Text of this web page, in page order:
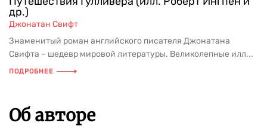
др.)
Джонатан Свифт
Знаменитый роман английского писателя Джонатана
Свифта – шедевр мировой литературы. Великолепные илл...
ПОДРОБНЕЕ
Об авторе